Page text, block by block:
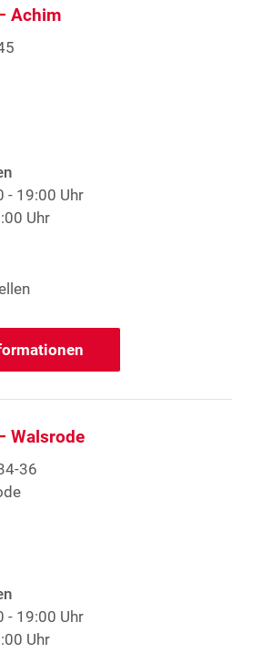
Achim
- 19:00 Uhr
Uhr
Walsrode
36
- 19:00 Uhr
Uhr